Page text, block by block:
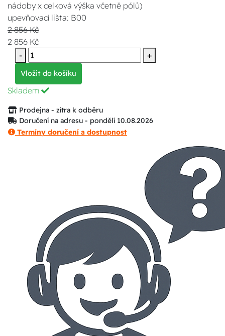
nádoby x celková výška včetně pólů)
upevňovací lišta: B00
2 856 Kč
2 856 Kč
-
+
Vložit do košíku
Skladem
Prodejna - zítra k odběru
Doručení na adresu - pondělí 10.08.2026
Termíny doručení a dostupnost